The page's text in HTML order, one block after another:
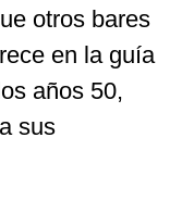
otros bares
en la guía
años 50,
sus